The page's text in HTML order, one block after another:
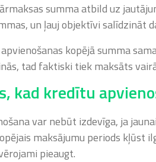
summa atbild uz
un ļauj objektīvi salīdzināt
kopējā summa
tad faktiski tiek maksāts
kad kredītu
var nebūt izdevīga, ja
maksājumu periods kļūst
pieaugt.